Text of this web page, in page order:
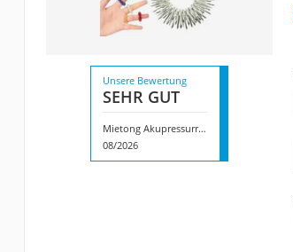
Unsere Bewertung
SEHR GUT
Mietong Akupressurringe
08/2026